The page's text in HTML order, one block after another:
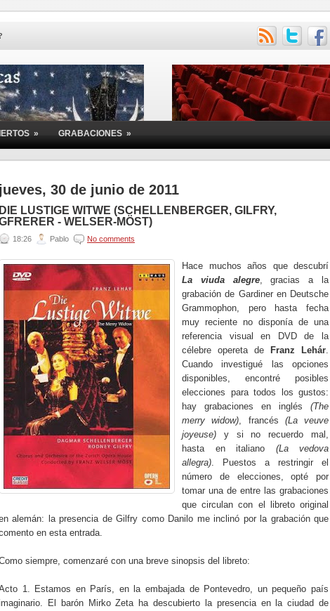
» GRABACIONES »
jueves, 30 de junio de 2011
DIE LUSTIGE WITWE (SCHELLENBERGER, GILFRY,
- WELSER-MÖST)
18:26 Pablo No comments
Hace muchos años que descubrí
La viuda alegre, gracias a la
grabación de Gardiner en Deutsche
Grammophon, pero hasta fecha
muy reciente no disponía de una
referencia visual en DVD de la
célebre opereta de
Franz Lehár.
Cuando investigué las opciones
disponibles, encontré posibles
elecciones para todos los gustos:
hay grabaciones en inglés (The
merry widow), francés (La veuve
joyeuse) y si no recuerdo mal,
hasta en italiano (La vedova
allegra). Puestos a restringir el
número de elecciones, opté por
tomar una de entre las grabaciones
que circulan con el libreto original
alemán: la presencia de Gilfry como Danilo me inclinó por la grabación que
en esta entrada.
siempre, comenzaré con una breve sinopsis del libreto:
1. Estamos en París, en la embajada de Pontevedro, un pequeño país
El barón Mirko Zeta ha descubierto la presencia en la ciudad de